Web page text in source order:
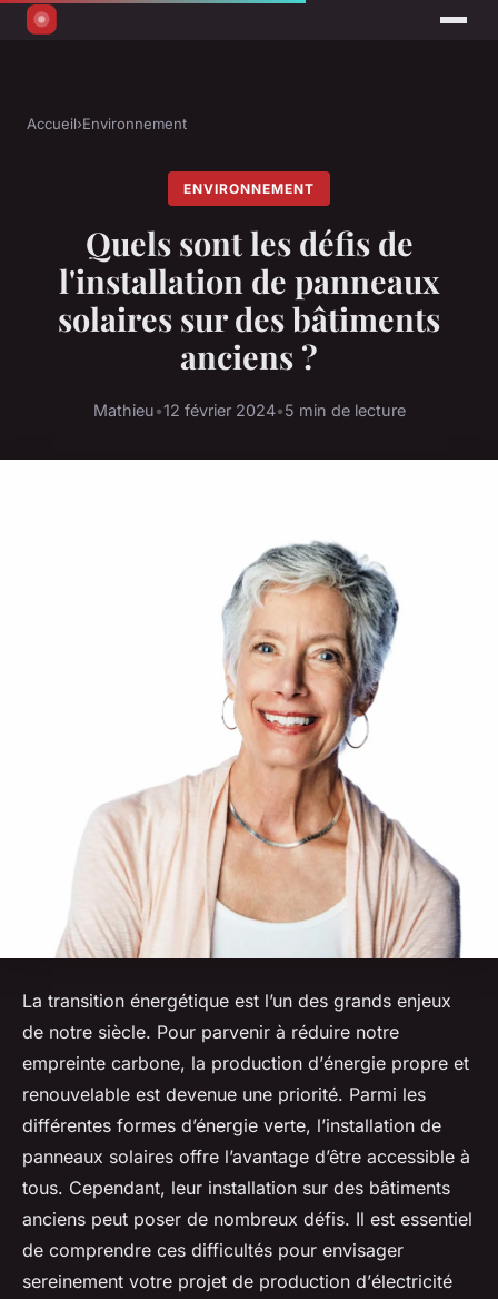
Accueil›Environnement
ENVIRONNEMENT
Quels sont les défis de
l'installation de panneaux
solaires sur des bâtiments
anciens ?
Mathieu•12 février 2024•5 min de lecture
La transition énergétique est l’un des grands enjeux
de notre siècle. Pour parvenir à réduire notre
empreinte carbone, la production d’énergie propre et
renouvelable est devenue une priorité. Parmi les
différentes formes d’énergie verte, l’installation de
panneaux solaires offre l’avantage d’être accessible à
tous. Cependant, leur installation sur des bâtiments
anciens peut poser de nombreux défis. Il est essentiel
de comprendre ces difficultés pour envisager
sereinement votre projet de production d’électricité